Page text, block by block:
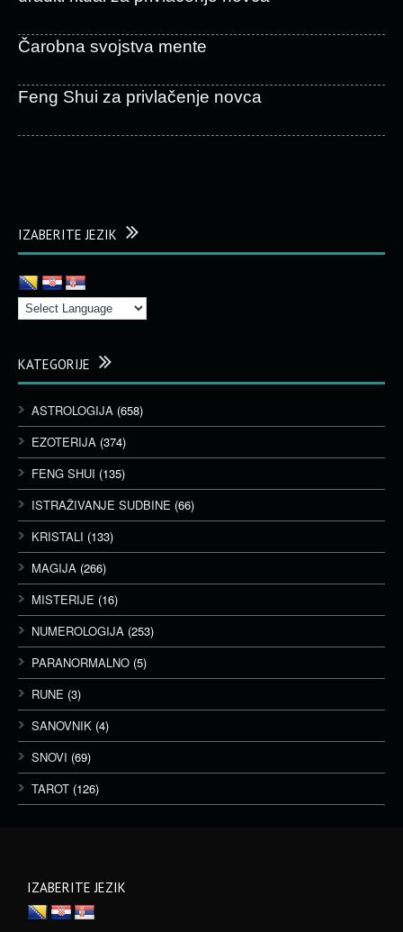
Čarobna svojstva mente
Feng Shui za privlačenje novca
IZABERITE JEZIK
KATEGORIJE
ASTROLOGIJA (658)
EZOTERIJA (374)
FENG SHUI (135)
ISTRAŽIVANJE SUDBINE (66)
KRISTALI (133)
MAGIJA (266)
MISTERIJE (16)
NUMEROLOGIJA (253)
PARANORMALNO (5)
RUNE (3)
SANOVNIK (4)
SNOVI (69)
TAROT (126)
IZABERITE JEZIK